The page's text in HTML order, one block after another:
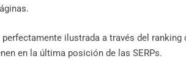
ilustrada a través del
en la última posición de las SERPs.